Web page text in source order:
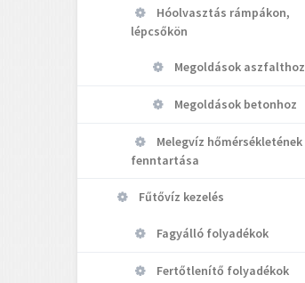
Hóolvasztás rámpákon,
lépcsőkön
Megoldások aszfalthoz
Megoldások betonhoz
Melegvíz hőmérsékletének
fenntartása
Fűtővíz kezelés
Fagyálló folyadékok
Fertőtlenítő folyadékok